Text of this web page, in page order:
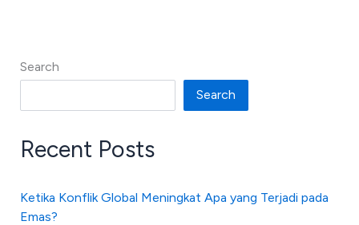
Search
Search
Recent Posts
Ketika Konflik Global Meningkat Apa yang Terjadi pada
Emas?